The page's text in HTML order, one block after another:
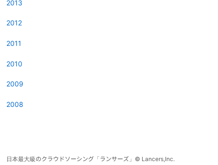
2013
2012
2011
2010
2009
2008
日本最大級のクラウドソーシング「ランサーズ」 © Lancers,Inc.